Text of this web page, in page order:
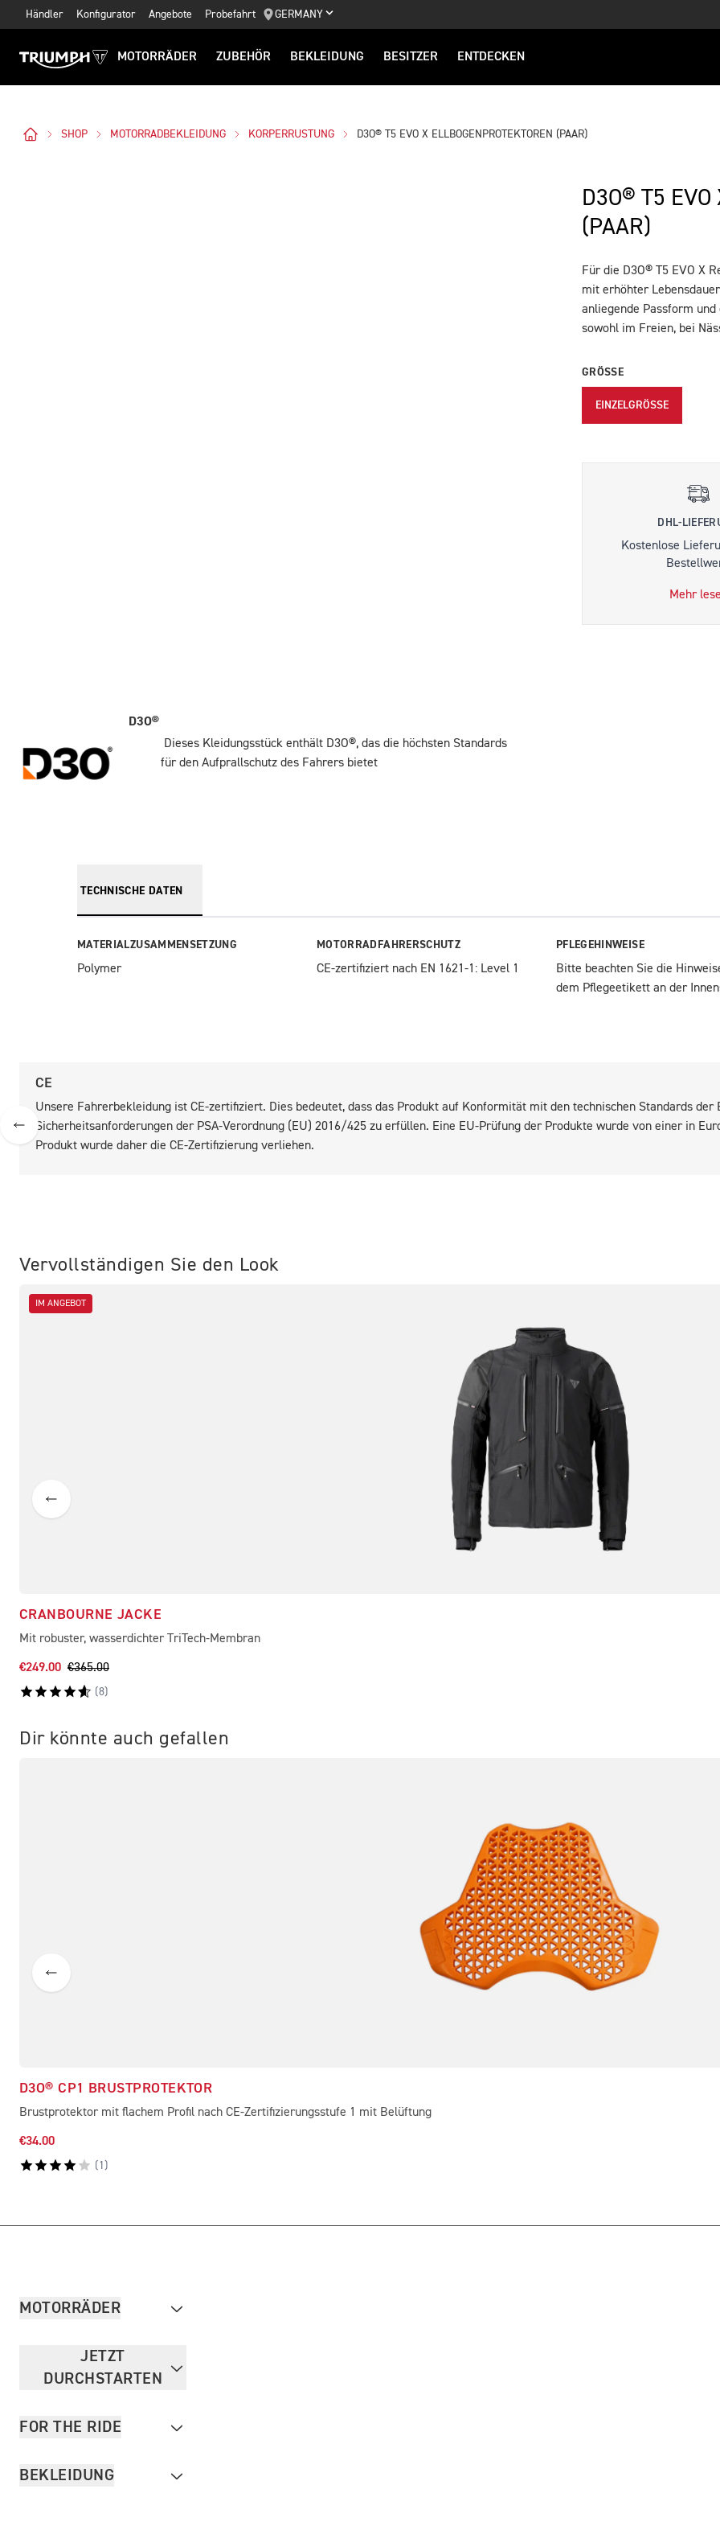
Händler Konfigurator Angebote Probefahrt GERMANY
MOTORRÄDER ZUBEHÖR BEKLEIDUNG BESITZER ENTDECKEN
SHOP MOTORRADBEKLEIDUNG KORPERRUSTUNG D3O® T5 EVO X ELLBOGENPROTEKTOREN (PAAR)
D3O® T5 EVO
(PAAR)
BESCHREIBUNG
Für die D3O® T5 EVO X
mit erhöhter
anliegende Passform
sowohl im Freien, bei
GRÖSSE
EINZELGRÖSSE
DHL-
Kostenlose
Mehr
D3O®
Dieses Kleidungsstück enthält D3O®, das die höchsten Standards
für den Aufprallschutz des Fahrers bietet
TECHNISCHE DATEN
MATERIALZUSAMMENSETZUNG
Polymer
MOTORRADFAHRERSCHUTZ
CE-zertifiziert nach EN 1621-1: Level 1
PFLEGEHINWEISE
Bitte beachten Sie die
dem Pflegeetikett an der
CE
Unsere Fahrerbekleidung ist CE-zertifiziert. Dies bedeutet, dass das Produkt auf Konformität mit den technischen Standards der
Sicherheitsanforderungen der PSA-Verordnung (EU) 2016/425 zu erfüllen. Eine EU-Prüfung der Produkte wurde von einer in
Produkt wurde daher die CE-Zertifizierung verliehen.
Vervollständigen Sie den Look
IM ANGEBOT
CRANBOURNE JACKE
Mit robuster, wasserdichter TriTech-Membran
€249.00 €365.00
(8)
Dir könnte auch gefallen
D3O® CP1 BRUSTPROTEKTOR
Brustprotektor mit flachem Profil nach CE-Zertifizierungsstufe 1 mit Belüftung
€34.00
( 1 )
MOTORRÄDER
JETZT
DURCHSTARTEN
FOR THE RIDE
BEKLEIDUNG